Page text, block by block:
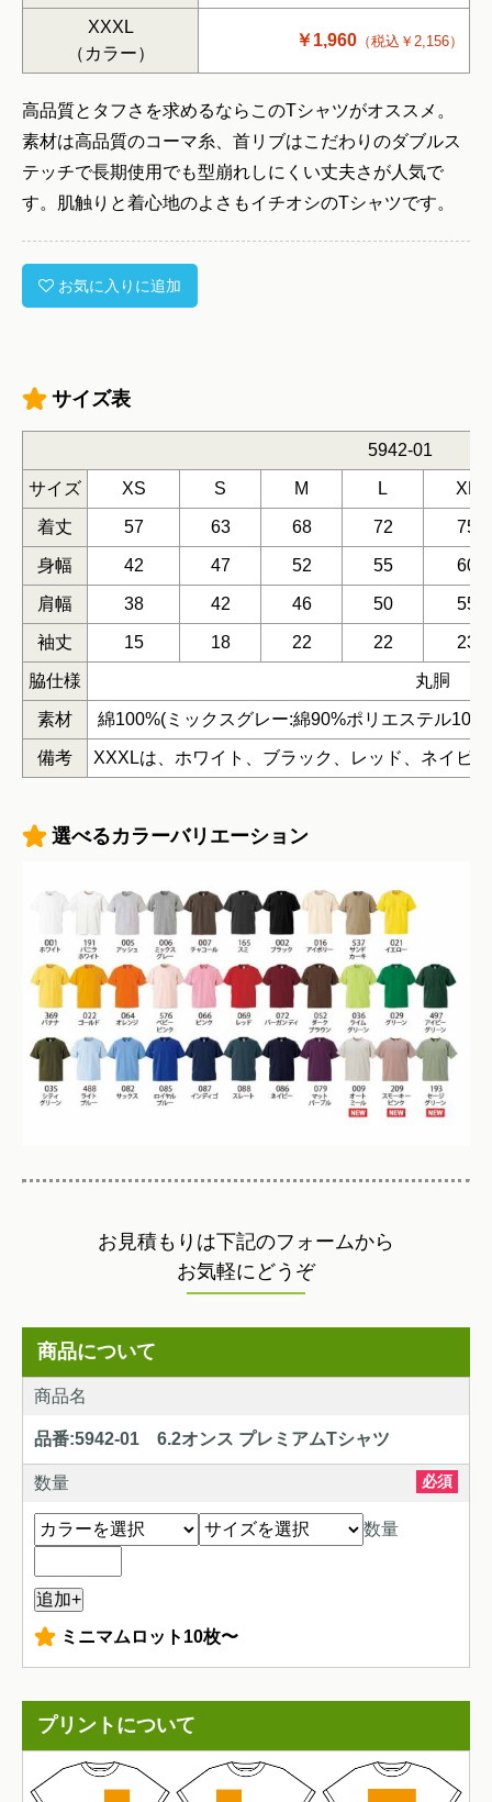
XXXL
（カラー）
￥1,960 （税込￥2,156）
高品質とタフさを求めるならこのTシャツがオススメ。
素材は高品質のコーマ糸、首リブはこだわりのダブルス
テッチで長期使用でも型崩れしにくい丈夫さが人気で
す。肌触りと着心地のよさもイチオシのTシャツです。
お気に入りに追加
サイズ表
5942-01
サイズ XS S M L XL
着丈 57 63 68 72 75
身幅 42 47 52 55 60
肩幅 38 42 46 50 55
袖丈 15 18 22 22 23
脇仕様 丸胴
素材 綿100%(ミックスグレー:綿90%ポリエステル
備考 XXXLは、ホワイト、ブラック、レッド、ネイビ
選べるカラーバリエーション
お見積もりは下記のフォームから
お気軽にどうぞ
商品について
商品名
品番:5942-01 6.2オンス プレミアムTシャツ
数量 必須
数量
+
ミニマムロット10枚〜
プリントについて